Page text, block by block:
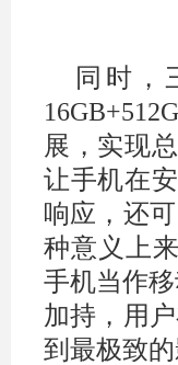
同时，
展，实现
让手机在
响应，还
种意义上
手机当作
加持，用
到最极致的